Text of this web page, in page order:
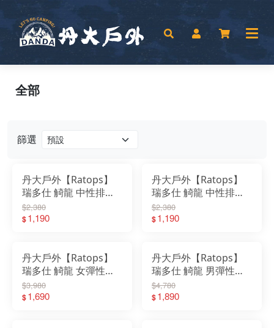
篩選
丹大戶外【Ratops】
瑞多仕 觭龍 中性排汗
運動褲(出芽拉鍊)｜褲
子｜長褲｜慢跑｜中性
$2,380
$1,190
丹大戶外【Ratops】
瑞多仕 觭龍 中性排汗
運動褲(素色拉鍊)｜褲
子｜長褲｜慢跑｜中性
$2,380
$1,190
丹大戶外【Ratops】
瑞多仕 觭龍 女彈性快
乾長褲(前貼袋)｜褲子
｜長褲｜彈性｜
$3,980
$1,690
丹大戶外【Ratops】
瑞多仕 觭龍 男彈性快
乾長褲(一袋蓋一直袋)
｜長褲｜彈性｜
$4,780
$1,890
全部